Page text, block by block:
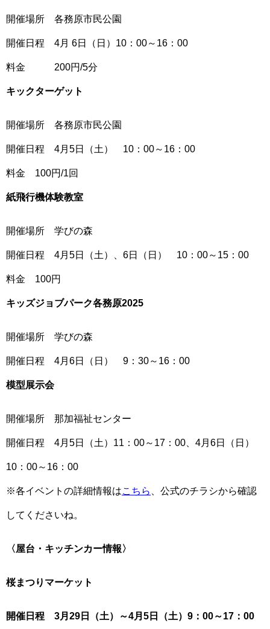
開催場所 各務原市民公園
開催日程 4月 6日（日）10：00～16：00
料金 200円/5分
キックターゲット
開催場所 各務原市民公園
開催日程 4月5日（土） 10：00～16：00
料金 100円/1回
紙飛行機体験教室
開催場所 学びの森
開催日程 4月5日（土）、6日（日） 10：00～15：00
料金 100円
キッズジョブパーク各務原2025
開催場所 学びの森
開催日程 4月6日（日） 9：30～16：00
模型展示会
開催場所 那加福祉センター
開催日程 4月5日（土）11：00～17：00、4月6日（日）
10：00～16：00
※各イベントの詳細情報はこちら 、公式のチラシから確認
してくださいね。
〈屋台・キッチンカー情報〉
桜まつりマーケット
開催日程 3月29日（土）～4月5日（土）9：00～17：00